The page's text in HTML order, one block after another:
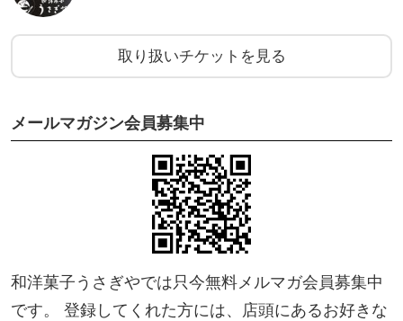
https://ticket.tsuku2.jp/events-detail/3100202005022
チョコ生クリーム 6,800円
0
◾️サイズ：8号（24cm）
チョコ生クリーム 10,000円
https://ticket.tsuku2.jp/events-detail/2500309141502
2
取り扱いチケットを見る
メールマガジン会員募集中
和洋菓子うさぎやでは只今無料メルマガ会員募集中
です。 登録してくれた方には、店頭にあるお好きな